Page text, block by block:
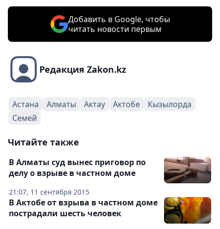
Добавить в Google, чтобы
читать новости первым
Редакция Zakon.kz
Астана Алматы Актау Актобе
Кызылорда
Семей
Читайте также
21:07, 11 сентября 2015
В Алматы суд вынес приговор по
делу о взрыве в частном доме
В Актобе от взрыва в частном доме
пострадали шесть человек